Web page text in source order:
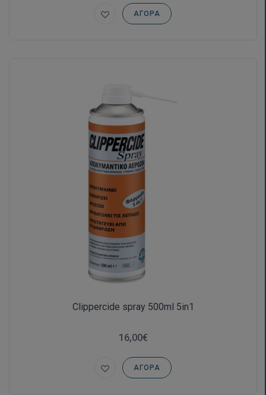
ΑΓΟΡΆ
Clippercide spray 500ml 5in1
16,00€
ΑΓΟΡΆ